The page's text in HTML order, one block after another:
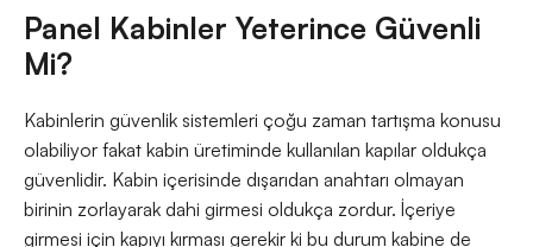
Panel Kabinler Yeterince Güvenli
Mi?
Kabinlerin güvenlik sistemleri çoğu zaman tartışma konusu
olabiliyor fakat kabin üretiminde kullanılan kapılar oldukça
güvenlidir. Kabin içerisinde dışarıdan anahtarı olmayan
birinin zorlayarak dahi girmesi oldukça zordur. İçeriye
girmesi için kapıyı kırması gerekir ki bu durum kabine de